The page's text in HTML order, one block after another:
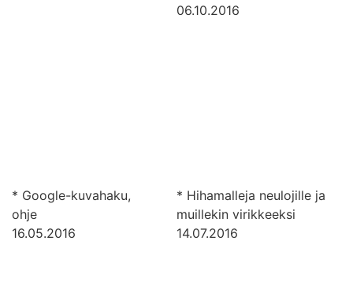
06.10.2016
* Google-kuvahaku,
ohje
16.05.2016
* Hihamalleja neulojille ja
muillekin virikkeeksi
14.07.2016